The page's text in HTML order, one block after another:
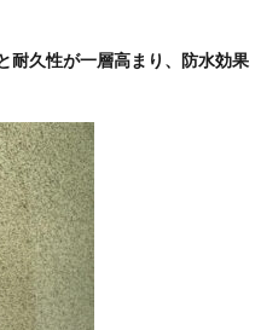
耐久性が一層高まり、防水効果